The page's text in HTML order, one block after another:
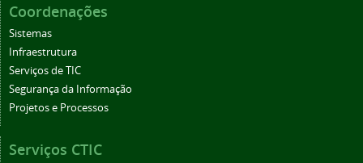
Coordenações
Sistemas
Infraestrutura
Serviços de TIC
Segurança da Informação
Projetos e Processos
Serviços CTIC